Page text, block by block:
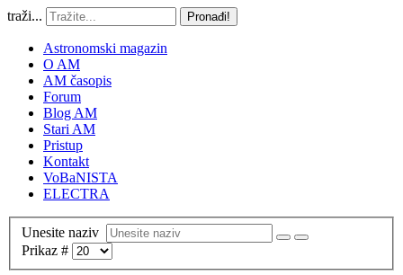
traži... Pronađi!
Astronomski magazin
O AM
AM časopis
Forum
Blog AM
Stari AM
Pristup
Kontakt
VoBaNISTA
ELECTRA
Unesite naziv
Prikaz #